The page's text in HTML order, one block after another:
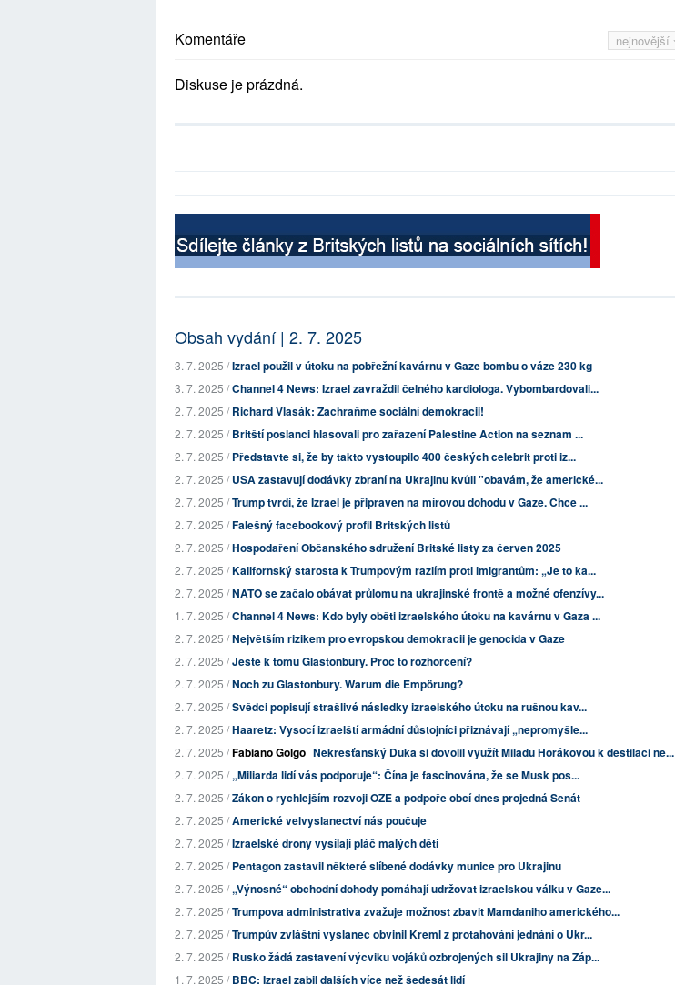
nejnovější
Komentáře
Diskuse je prázdná.
Obsah vydání | 2. 7. 2025
3. 7. 2025 /Izrael použil v útoku na pobřežní kavárnu v Gaze bombu o váze 230 kg
3. 7. 2025 /Channel 4 News: Izrael zavraždil čelného kardiologa. Vybombardovali...
2. 7. 2025 /Richard Vlasák: Zachraňme sociální demokracii!
2. 7. 2025 /Britští poslanci hlasovali pro zařazení Palestine Action na seznam ...
2. 7. 2025 /Představte si, že by takto vystoupilo 400 českých celebrit proti iz...
2. 7. 2025 /USA zastavují dodávky zbraní na Ukrajinu kvůli "obavám, že americké...
2. 7. 2025 /Trump tvrdí, že Izrael je připraven na mírovou dohodu v Gaze. Chce ...
2. 7. 2025 /Falešný facebookový profil Britských listů
2. 7. 2025 /Hospodaření Občanského sdružení Britské listy za červen 2025
2. 7. 2025 /Kalifornský starosta k Trumpovým raziím proti imigrantům: „Je to ka...
2. 7. 2025 /NATO se začalo obávat průlomu na ukrajinské frontě a možné ofenzívy...
1. 7. 2025 /Channel 4 News: Kdo byly oběti izraelského útoku na kavárnu v Gaza ...
2. 7. 2025 /Největším rizikem pro evropskou demokracii je genocida v Gaze
2. 7. 2025 /Ještě k tomu Glastonbury. Proč to rozhořčení?
2. 7. 2025 /Noch zu Glastonbury. Warum die Empörung?
2. 7. 2025 /Svědci popisují strašlivé následky izraelského útoku na rušnou kav...
2. 7. 2025 /Haaretz: Vysocí izraelští armádní důstojníci přiznávají „nepromyšle...
2. 7. 2025 /Fabiano Golgo Nekřesťanský Duka si dovolil využít Miladu Horákovou k destilaci ne...
2. 7. 2025 /„Miliarda lidí vás podporuje“: Čína je fascinována, že se Musk pos...
2. 7. 2025 /Zákon o rychlejším rozvoji OZE a podpoře obcí dnes projedná Senát
2. 7. 2025 /Americké velvyslanectví nás poučuje
2. 7. 2025 /Izraelské drony vysílají pláč malých dětí
2. 7. 2025 /Pentagon zastavil některé slíbené dodávky munice pro Ukrajinu
2. 7. 2025 /„Výnosné“ obchodní dohody pomáhají udržovat izraelskou válku v Gaze...
2. 7. 2025 /Trumpova administrativa zvažuje možnost zbavit Mamdaniho amerického...
2. 7. 2025 /Trumpův zvláštní vyslanec obvinil Kreml z protahování jednání o Ukr...
2. 7. 2025 /Rusko žádá zastavení výcviku vojáků ozbrojených sil Ukrajiny na Záp...
1. 7. 2025 /BBC: Izrael zabil dalších více než šedesát lidí